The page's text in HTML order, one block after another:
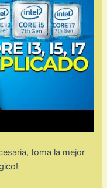
toma la mejor